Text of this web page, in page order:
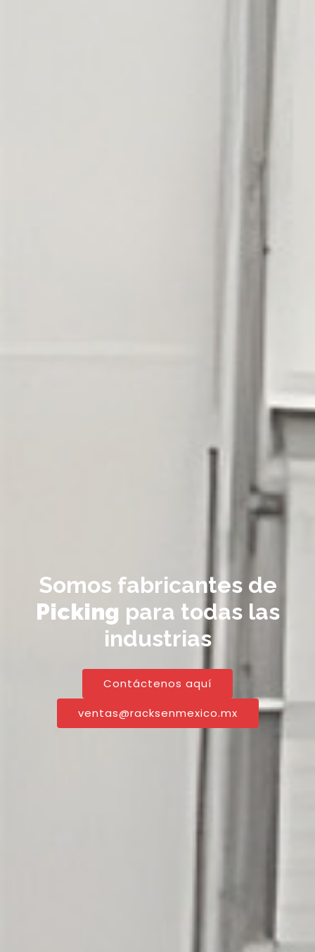
Somos fabricantes de
Picking para todas las
industrias
Contáctenos aquí
ventas@racksenmexico.mx